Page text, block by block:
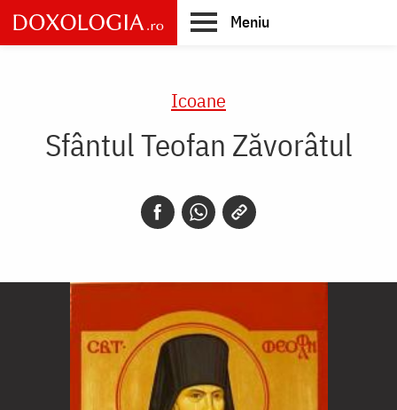
Skip
to
main
Meniu
Icoane
Sfântul Teofan Zăvorâtul